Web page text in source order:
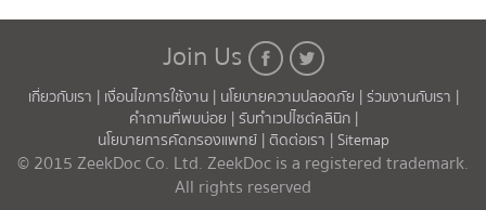
Join Us
เกี่ยวกับเรา | เงื่อนไขการใช้งาน | นโยบายความปลอดภัย |ร่วมงานกับเรา |
คำถามที่พบบ่อย |รับทำเวปไซต์คลินิก |
นโยบายการคัดกรองแพทย์ |ติดต่อเรา |Sitemap
© 2015 ZeekDoc Co. Ltd. ZeekDoc is a registered trademark.
All rights reserved